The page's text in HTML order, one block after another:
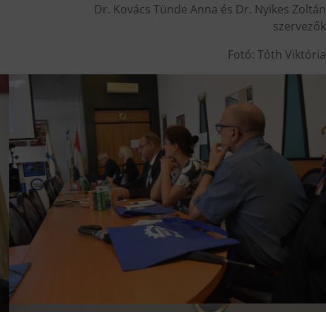
Dr. Kovács Tünde Anna és Dr. Nyikes Zoltán
szervezők
Fotó: Tóth Viktória